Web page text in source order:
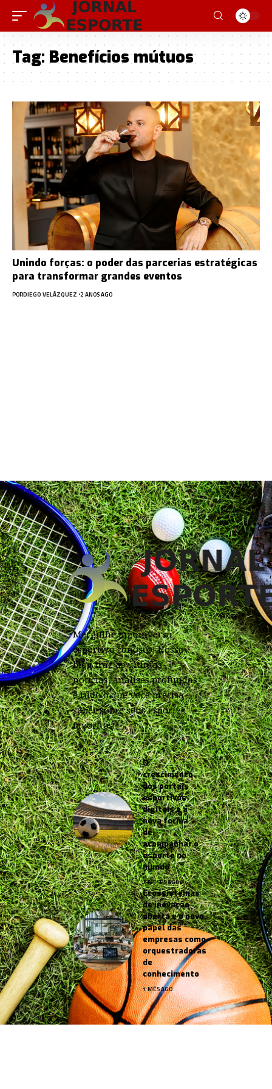
Tag: Benefícios mútuos
Unindo forças: o poder das parcerias estratégicas
para transformar grandes eventos
PORDIEGO VELÁZQUEZ 2 ANOS AGO
Mergulhe no universo
esportivo conosco! Nosso
blog traz as últimas
notícias, análises profundas
e tudo o que você precisa
saber sobre seus esportes
favoritos.
O
crescimento
dos portais
esportivos
digitais e a
nova forma
de
acompanhar o
esporte no
mundo
2 MESES AGO
Ecossistemas
de inovação
aberta e o novo
papel das
empresas como
orquestradoras
de
conhecimento
1 MÊS AGO